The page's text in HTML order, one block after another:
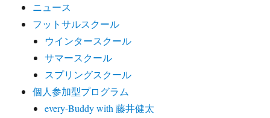
ニュース
フットサルスクール
ウインタースクール
サマースクール
スプリングスクール
個人参加型プログラム
every-Buddy with 藤井健太